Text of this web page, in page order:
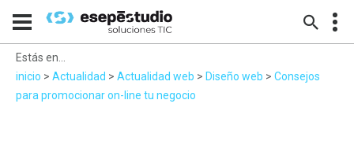
Estás en...
inicio > Actualidad > Actualidad web > Diseño web > Consejos
para promocionar on-line tu negocio